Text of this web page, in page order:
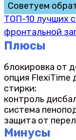
Советуем
ТОП-10 лучших
фронтальной
Плюсы
блокировка от
опция FlexiTime
стирки;
контроль
система
защита от
Минусы